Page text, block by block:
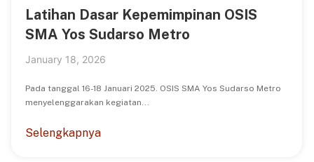
Latihan Dasar Kepemimpinan OSIS
SMA Yos Sudarso Metro
January 18, 2026
Pada tanggal 16-18 Januari 2025. OSIS SMA Yos Sudarso Metro
menyelenggarakan kegiatan...
Selengkapnya